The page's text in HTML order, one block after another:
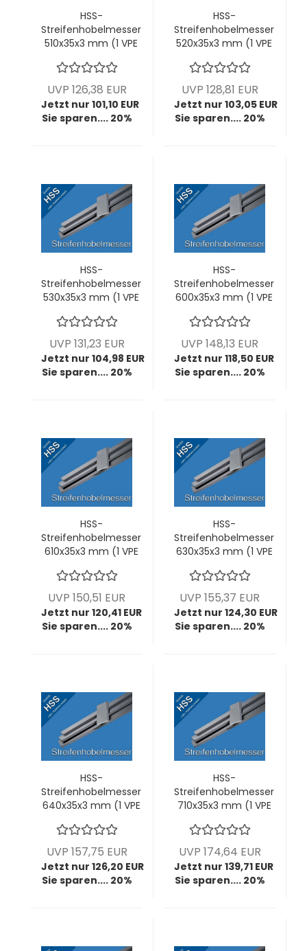
HSS-
Streifenhobelmesser
510x35x3 mm (1 VPE
UVP 126,38 EUR
Jetzt nur 101,10 EUR
Sie sparen.... 20%
HSS-
Streifenhobelmesser
520x35x3 mm (1 VPE
UVP 128,81 EUR
Jetzt nur 103,05 EUR
Sie sparen.... 20%
HSS-
Streifenhobelmesser
530x35x3 mm (1 VPE
UVP 131,23 EUR
Jetzt nur 104,98 EUR
Sie sparen.... 20%
HSS-
Streifenhobelmesser
600x35x3 mm (1 VPE
UVP 148,13 EUR
Jetzt nur 118,50 EUR
Sie sparen.... 20%
HSS-
Streifenhobelmesser
610x35x3 mm (1 VPE
UVP 150,51 EUR
Jetzt nur 120,41 EUR
Sie sparen.... 20%
HSS-
Streifenhobelmesser
630x35x3 mm (1 VPE
UVP 155,37 EUR
Jetzt nur 124,30 EUR
Sie sparen.... 20%
HSS-
Streifenhobelmesser
640x35x3 mm (1 VPE
UVP 157,75 EUR
Jetzt nur 126,20 EUR
Sie sparen.... 20%
HSS-
Streifenhobelmesser
710x35x3 mm (1 VPE
UVP 174,64 EUR
Jetzt nur 139,71 EUR
Sie sparen.... 20%